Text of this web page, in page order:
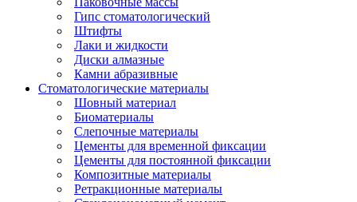
Гипс стоматологический
Штифты
Лаки и жидкости
Диски алмазные
Камни абразивные
Стоматологические материалы
Шовный материал
Биоматериалы
Слепочные материалы
Цементы для временной фиксации
Цементы для постоянной фиксации
Композитные материалы
Ретракционные материалы